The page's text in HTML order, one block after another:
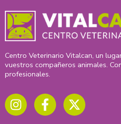
Centro Veterinario Vitalcan, un
vuestros compañeros animales.
profesionales.
n
s
a
c
-
t